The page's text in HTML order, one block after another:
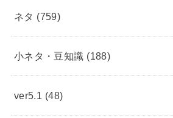
ネタ (759)
小ネタ・豆知識 (188)
ver5.1 (48)